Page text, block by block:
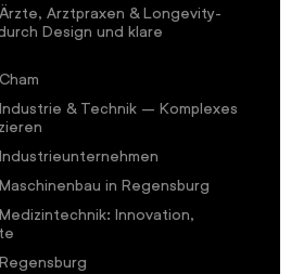
Arztpraxen & Longevity-
Design und klare
& Technik – Komplexes
in Regensburg
Innovation,